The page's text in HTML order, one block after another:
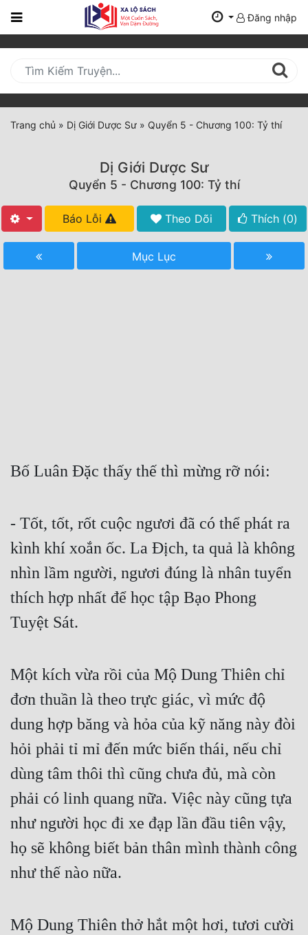
Trang
Mới
Cập
Nhật
(current)
Tất Cả
Truyện ngắn
Cung Đấu
Cạnh Kỹ
Cổ Tiên Hiệp
Cổ Đại
Dã Sử
Dị Giới
Dị Năng
Góc Nhìn Nam
Góc Nhìn Nữ
Huyền Huyễn
Huyền Nghi
Hài Hước
Đăng nhập
Trang chủ » Dị Giới Dược Sư » Quyển 5 - Chương 100: Tỷ thí
Dị Giới Dược Sư
Quyển 5 - Chương 100: Tỷ thí
Báo Lỗi Theo Dõi Thích (0)
Mục Lục
Bố Luân Đặc thấy thế thì mừng rỡ nói:
- Tốt, tốt, rốt cuộc ngươi đã có thể phát ra
kình khí xoắn ốc. La Địch, ta quả là không
nhìn lầm người, ngươi đúng là nhân tuyển
thích hợp nhất để học tập Bạo Phong
Tuyệt Sát.
Một kích vừa rồi của Mộ Dung Thiên chỉ
đơn thuần là theo trực giác, vì mức độ
dung hợp băng và hỏa của kỹ năng này đòi
hỏi phải tỉ mỉ đến mức biến thái, nếu chỉ
dùng tâm thôi thì cũng chưa đủ, mà còn
phải có linh quang nữa. Việc này cũng tựa
như người học đi xe đạp lần đầu tiên vậy,
họ sẽ không biết bản thân mình thành công
như thế nào nữa.
Mộ Dung Thiên thở hắt một hơi, tươi cười